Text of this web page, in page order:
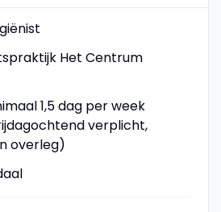
Het Centrum
1,5 dag per week
verplicht,
overleg)